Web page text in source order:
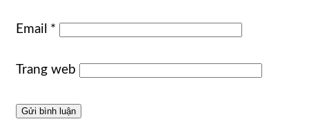
Email *
Trang web